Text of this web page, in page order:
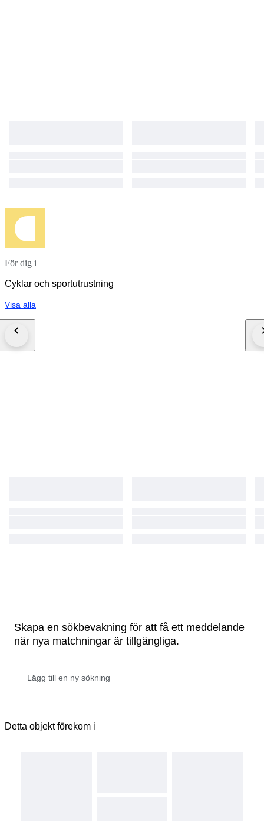
För dig i
Cyklar och sportutrustning
Visa alla
Skapa en sökbevakning för att få ett meddelande
när nya matchningar är tillgängliga.
Detta objekt förekom i